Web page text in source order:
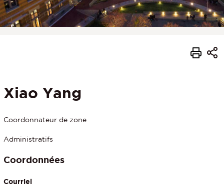
Xiao Yang
Coordonnateur de zone
Administratifs
Coordonnées
Courriel